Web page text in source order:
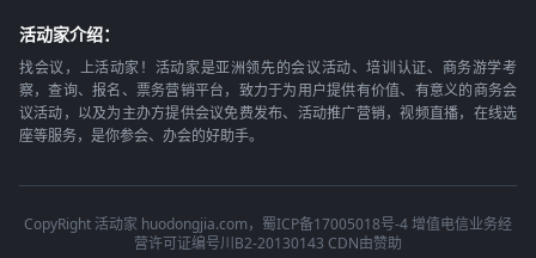
活动家介绍：
找会议，上活动家！活动家是亚洲领先的会议活动、培训认证、商务游学考
察，查询、报名、票务营销平台，致力于为用户提供有价值、有意义的商务会
议活动，以及为主办方提供会议免费发布、活动推广营销，视频直播，在线选
座等服务，是你参会、办会的好助手。
CopyRight 活动家 huodongjia.com，蜀ICP备17005018号-4 增值电信业务经
营许可证编号川B2-20130143 CDN由赞助